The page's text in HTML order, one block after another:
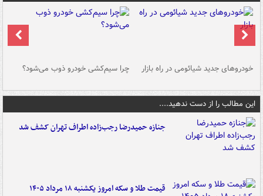
خودروهای جدید شیائومی در راه بازار چرا سیم‌کشی خودرو ذوب می‌شود؟
این مطالب را از دست ندهید....
جنازه حمیدرضا رجب‌زاده اطراف تهران کشف شد
قیمت طلا و سکه امروز یکشنبه ۱۸ مرداد ۱۴۰۵